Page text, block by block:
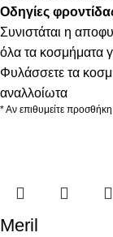
Οδηγίες
Συνιστάται η
όλα τα κοσμήματα
Φυλάσσετε τα
αναλλοίωτα
* Αν επιθυμείτε
Meril